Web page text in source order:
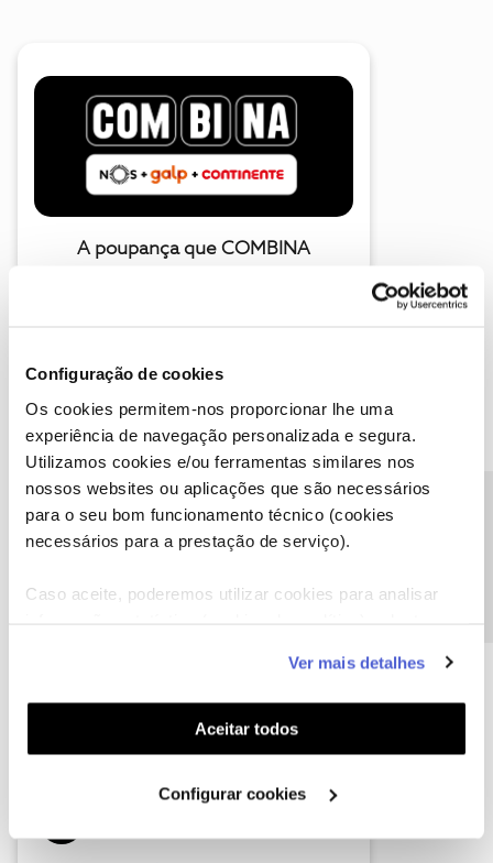
Configuração de cookies
Os cookies permitem-nos proporcionar lhe uma
experiência de navegação personalizada e segura.
Utilizamos cookies e/ou ferramentas similares nos
nossos websites ou aplicações que são necessários
para o seu bom funcionamento técnico (cookies
necessários para a prestação de serviço).
Caso aceite, poderemos utilizar cookies para analisar
funcionalidades (cookies de personalização e
funcionalidade) e adaptar anúncios aos seus interesses
(cookies de publicidade personalizada). Pode gerir a
utilização dos cookies clicando em "Configurar
Ver mais detalhes
Aceitar todos
Configurar cookies
A poupança que COMBINA
Descubra as novidades de junho
Hall of Fame de junho